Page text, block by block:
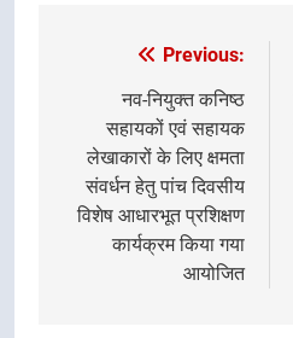
navigation
Previous:
नव-नियुक्त कनिष्ठ
सहायकों एवं सहायक
लेखाकारों के लिए क्षमता
संवर्धन हेतु पांच दिवसीय
विशेष आधारभूत प्रशिक्षण
कार्यक्रम किया गया
आयोजित